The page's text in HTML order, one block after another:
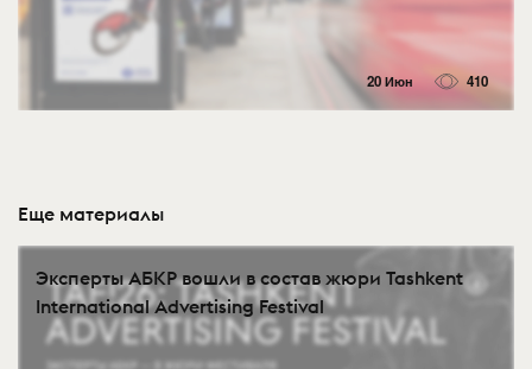
20 Июн 410
Еще материалы
Эксперты АБКР вошли в состав жюри Tashkent
International Advertising Festival